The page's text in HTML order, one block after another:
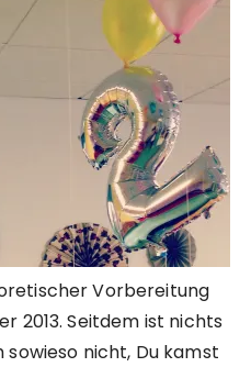
Vorbereitung
2013. Seitdem ist nichts
sowieso nicht, Du kamst